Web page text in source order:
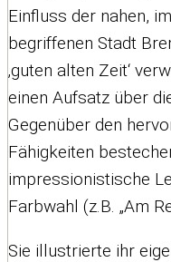
Einfluss der nahen,
begriffenen Stadt
‚guten alten Zeit‘
einen Aufsatz über
Gegenüber den
Fähigkeiten
impressionistische
Farbwahl (z.B. „Am
Sie illustrierte ihr